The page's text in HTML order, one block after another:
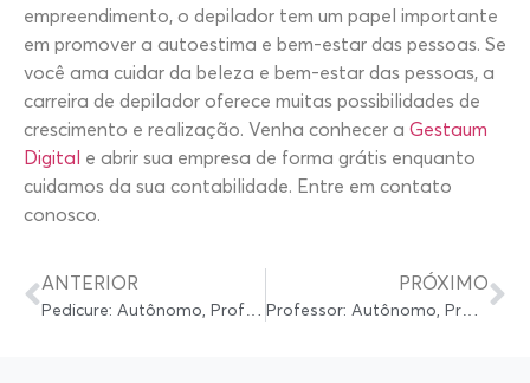
empreendimento, o depilador tem um papel importante
em promover a autoestima e bem-estar das pessoas. Se
você ama cuidar da beleza e bem-estar das pessoas, a
carreira de depilador oferece muitas possibilidades de
crescimento e realização. Venha conhecer a Gestaum
Digital e abrir sua empresa de forma grátis enquanto
cuidamos da sua contabilidade. Entre em contato
conosco.
ANTERIOR PRÓXIMO
Professor: Autônomo, Profissional Liberal ou Abrir Própria Empresa?